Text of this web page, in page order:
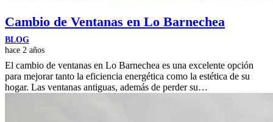
Cambio de Ventanas en Lo Barnechea
BLOG
hace 2 años
El cambio de ventanas en Lo Barnechea es una excelente opción
para mejorar tanto la eficiencia energética como la estética de su
hogar. Las ventanas antiguas, además de perder su…